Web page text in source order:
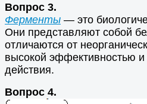
Вопрос 3.
Ферменты — это
Они представляют собой
отличаются от
высокой эффективностью
действия.
Вопрос 4.